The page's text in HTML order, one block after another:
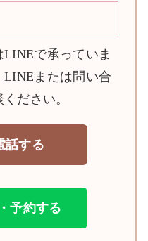
で承っていま
または問い合
ださい。
話する
予約する